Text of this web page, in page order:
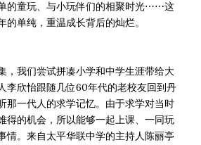
的童玩、与小玩伴们的相聚时光⋯⋯这
的单纯，重温成长背后的灿烂。
，我们尝试拼凑小学和中学生涯带给大
李欣怡跟随几位60年代的老校友回到丹
那一代人的求学记忆。由于求学对当时
得的机会，所以能够一起上课、一同玩
情。来自太平华联中学的主持人陈丽亭